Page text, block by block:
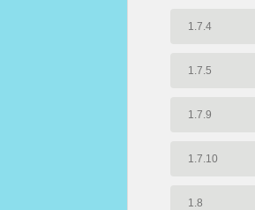
1.7.4
1.7.5
1.7.9
1.7.10
1.8